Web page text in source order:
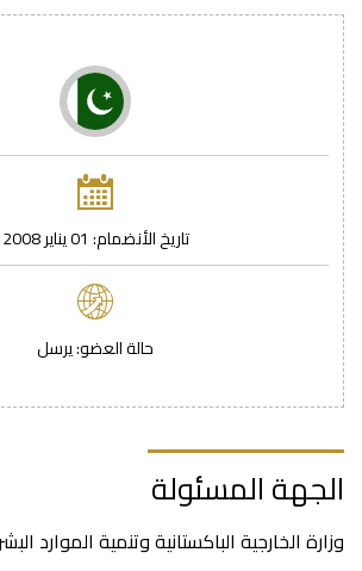
تاريخ اﻷنضمام: 01 يناير 2008
حالة العضو: يرسل
الجهة المسئولة
وزارة الخارجية الباكستانية وتنمية الموارد